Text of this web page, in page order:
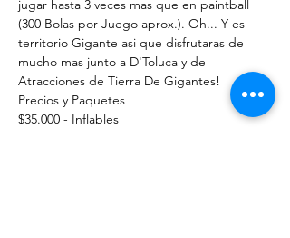
jugar hasta 3 veces mas que en paintball
(300 Bolas por Juego aprox.). Oh... Y es
territorio Gigante asi que disfrutaras de
mucho mas junto a D'Toluca y de
Atracciones de Tierra De Gigantes!
Precios y Paquetes
$35.000 - Inflables